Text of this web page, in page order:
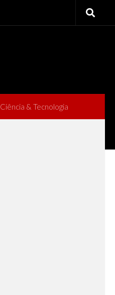
Ciência & Tecnologia